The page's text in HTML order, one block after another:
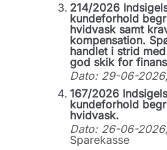
214/2026
kundeforhold
hvidvask samt
kompensation.
handlet i strid
god skik for
Dato: 29-06-2026
167/2026
kundeforhold
hvidvask.
Dato: 26-06-2026
Sparekasse